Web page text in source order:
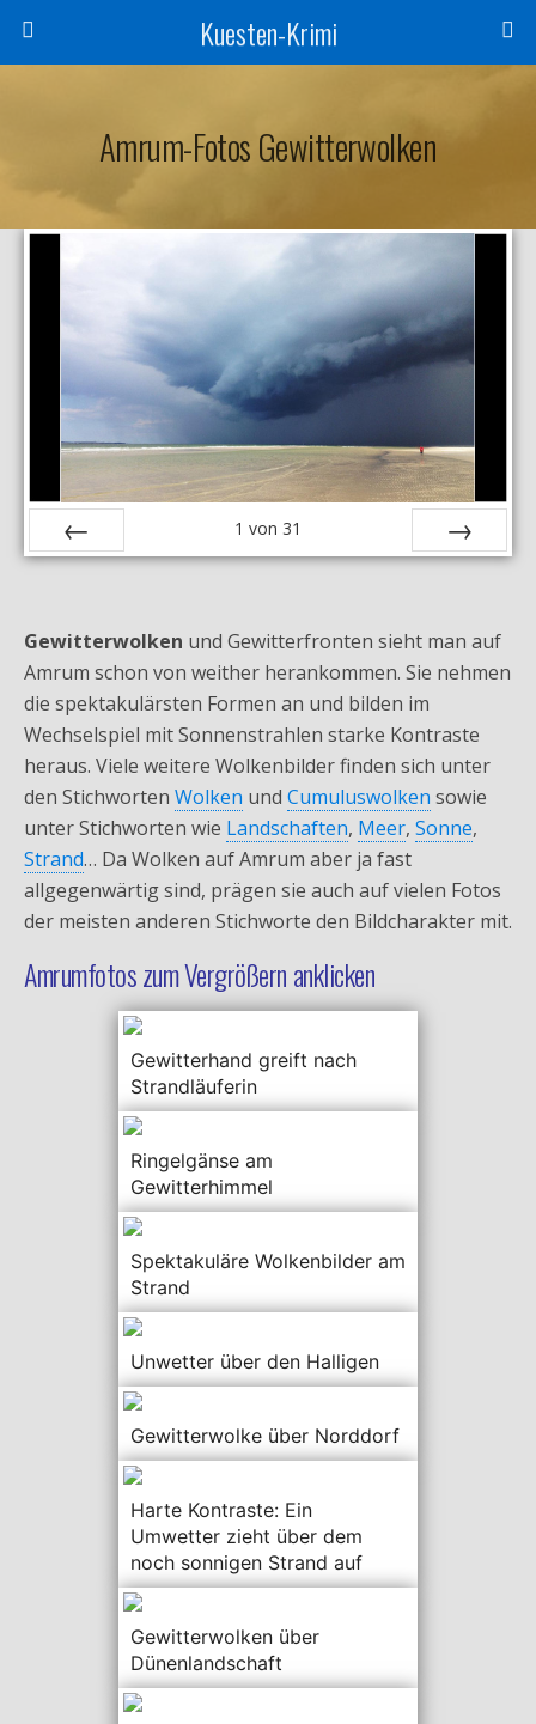
Kuesten-Krimi
Amrum-Fotos Gewitterwolken
Zurück
1 von 31
Vor
Gewitterwolken und Gewitterfronten sieht man auf
Amrum schon von weither herankommen. Sie nehmen
die spektakulärsten Formen an und bilden im
Wechselspiel mit Sonnenstrahlen starke Kontraste
heraus. Viele weitere Wolkenbilder finden sich unter
den Stichworten Wolken und Cumuluswolken sowie
unter Stichworten wie Landschaften, Meer, Sonne,
Strand… Da Wolken auf Amrum aber ja fast
allgegenwärtig sind, prägen sie auch auf vielen Fotos
der meisten anderen Stichworte den Bildcharakter mit.
Amrumfotos zum Vergrößern anklicken
Gewitterhand greift nach
Strandläuferin
Ringelgänse am
Gewitterhimmel
Spektakuläre Wolkenbilder am
Strand
Unwetter über den Halligen
Gewitterwolke über Norddorf
Harte Kontraste: Ein
Umwetter zieht über dem
noch sonnigen Strand auf
Gewitterwolken über
Dünenlandschaft